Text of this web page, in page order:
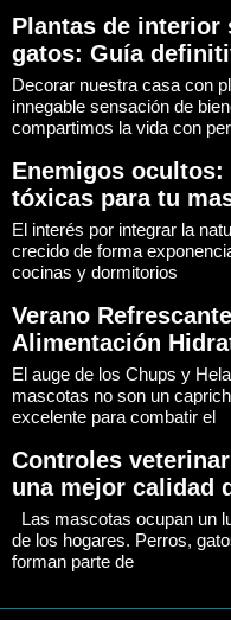
Plantas de interior
gatos: Guía
Decorar nuestra casa con
innegable sensación de
compartimos la vida con
Enemigos
tóxicas para tu
El interés por integrar la
crecido de forma
cocinas y dormitorios
Verano
Alimentación
El auge de los Chups y
mascotas no son un
excelente para combatir el
Controles
una mejor calidad
Las mascotas ocupan un
de los hogares. Perros,
forman parte de